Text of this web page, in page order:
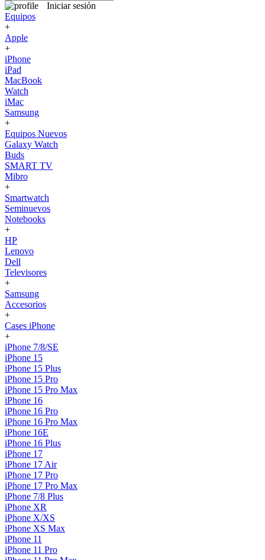
Iniciar sesión
Equipos
+
Apple
+
iPhone
iPad
MacBook
Watch
iMac
Samsung
+
Equipos Nuevos
Galaxy Watch
Buds
SMART TV
Mibro
+
Smartwatch
Seminuevos
Notebooks
+
HP
Lenovo
Dell
Televisores
+
Samsung
Accesorios
+
Cases iPhone
+
iPhone 7/8/SE
iPhone 15
iPhone 15 Plus
iPhone 15 Pro
iPhone 15 Pro Max
iPhone 16
iPhone 16 Pro
iPhone 16 Pro Max
iPhone 16E
iPhone 16 Plus
iPhone 17
iPhone 17 Air
iPhone 17 Pro
iPhone 17 Pro Max
iPhone 7/8 Plus
iPhone XR
iPhone X/XS
iPhone XS Max
iPhone 11
iPhone 11 Pro